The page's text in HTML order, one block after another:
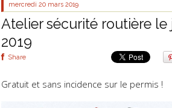
mercredi 20 mars 2019
Atelier sécurité routière le
2019
Share
Gratuit et sans incidence sur le permis !